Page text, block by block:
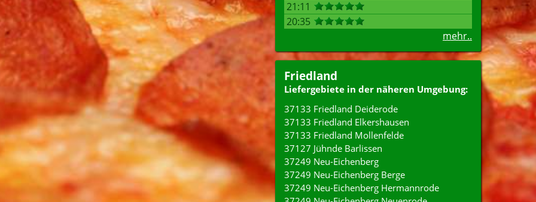
21:11
20:35
mehr..
Friedland
Liefergebiete in der näheren Umgebung:
37133 Friedland Deiderode
37133 Friedland Elkershausen
37133 Friedland Mollenfelde
37127 Jühnde Barlissen
37249 Neu-Eichenberg
37249 Neu-Eichenberg Berge
37249 Neu-Eichenberg Hermannrode